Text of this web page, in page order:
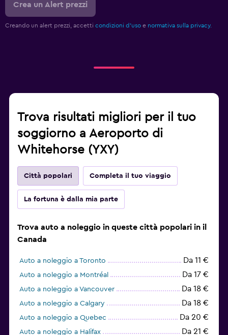
Crea un Alert prezzi
Creando un alert prezzi, accetti condizioni d'uso e normativa sulla privacy.
Trova risultati migliori per il tuo
soggiorno a Aeroporto di
Whitehorse (YXY)
Città popolari Completa il tuo viaggio
La fortuna è dalla mia parte
Trova auto a noleggio in queste città popolari in il
Canada
Auto a noleggio a Toronto Da 11 €
Auto a noleggio a Montréal Da 17 €
Auto a noleggio a Vancouver Da 18 €
Auto a noleggio a Calgary Da 18 €
Auto a noleggio a Quebec Da 20 €
Auto a noleggio a Halifax Da 21 €